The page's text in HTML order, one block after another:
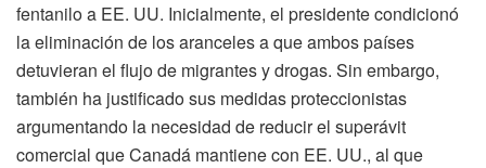
fentanilo a EE. UU. Inicialmente, el presidente condicionó
la eliminación de los aranceles a que ambos países
detuvieran el flujo de migrantes y drogas. Sin embargo,
también ha justificado sus medidas proteccionistas
argumentando la necesidad de reducir el superávit
comercial que Canadá mantiene con EE. UU., al que